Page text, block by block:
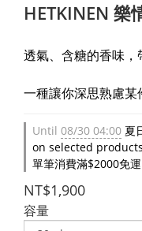
HETKINEN 樂
透氣、含糖的香味，
一種讓你深思熟慮某
Until 08/30 04:00 夏
on selected products
單筆消費滿$2000免
NT$1,900
容量